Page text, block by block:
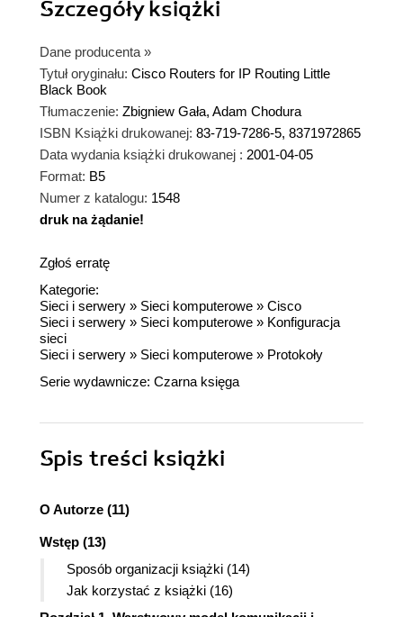
Szczegółyksiążki
Dane producenta »
Tytuł oryginału: Cisco Routers for IP Routing Little
Black Book
Tłumaczenie: Zbigniew Gała, Adam Chodura
ISBN Książki drukowanej: 83-719-7286-5, 8371972865
Data wydania książki drukowanej : 2001-04-05
Format: B5
Numer z katalogu: 1548
druk na żądanie!
Zgłoś erratę
Kategorie:
Sieci i serwery » Sieci komputerowe » Cisco
Sieci i serwery » Sieci komputerowe » Konfiguracja
sieci
Sieci i serwery » Sieci komputerowe » Protokoły
Serie wydawnicze: Czarna księga
Spis treści książki
O Autorze (11)
Wstęp (13)
Sposób organizacji książki (14)
Jak korzystać z książki (16)